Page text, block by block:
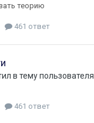
теорию
461 ответ
в тему пользователя
461 ответ